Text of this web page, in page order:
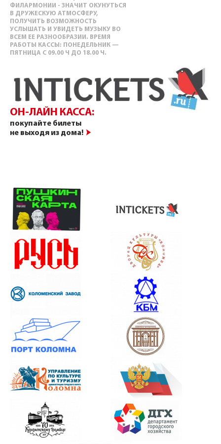
ФИЛАРМОНИИ - ЗНАЧИТ ОКУНУТЬСЯ
В ДРУЖЕСКУЮ АТМОСФЕРУ,
ПОЛУЧИТЬ ВОЗМОЖНОСТЬ
УСЛЫШАТЬ И УВИДЕТЬ МУЗЫКУ ВО
ВСЕМ ЕЕ РАЗНООБРАЗИИ. ВРЕМЯ
РАБОТЫ КАССЫ: ПОНЕДЕЛЬНИК —
ПЯТНИЦА С 09.00 Ч ДО 18.00 Ч.
ОН-ЛАЙН КАССА:
покупайте билеты
не выходя из дома!